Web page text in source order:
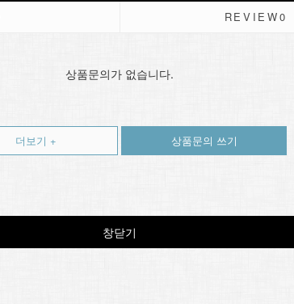
REVIEW0
상품문의가 없습니다.
더보기 + 상품문의 쓰기
창닫기